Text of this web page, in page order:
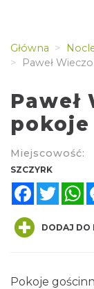
Główna
Paweł
Paweł
Miejscowość:
SZCZYRK
Facebook
DODAJ DO
Pokoje